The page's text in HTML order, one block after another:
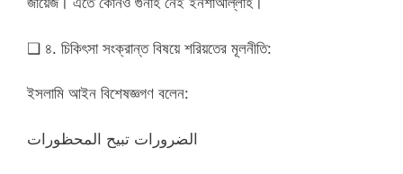
❑ ৪. চিকিৎসা সংক্রান্ত বিষয়ে শরিয়তের মূলনীতি:
ইসলামি আইন বিশেষজ্ঞগণ বলেন:
الضرورات تبيح المحظورات